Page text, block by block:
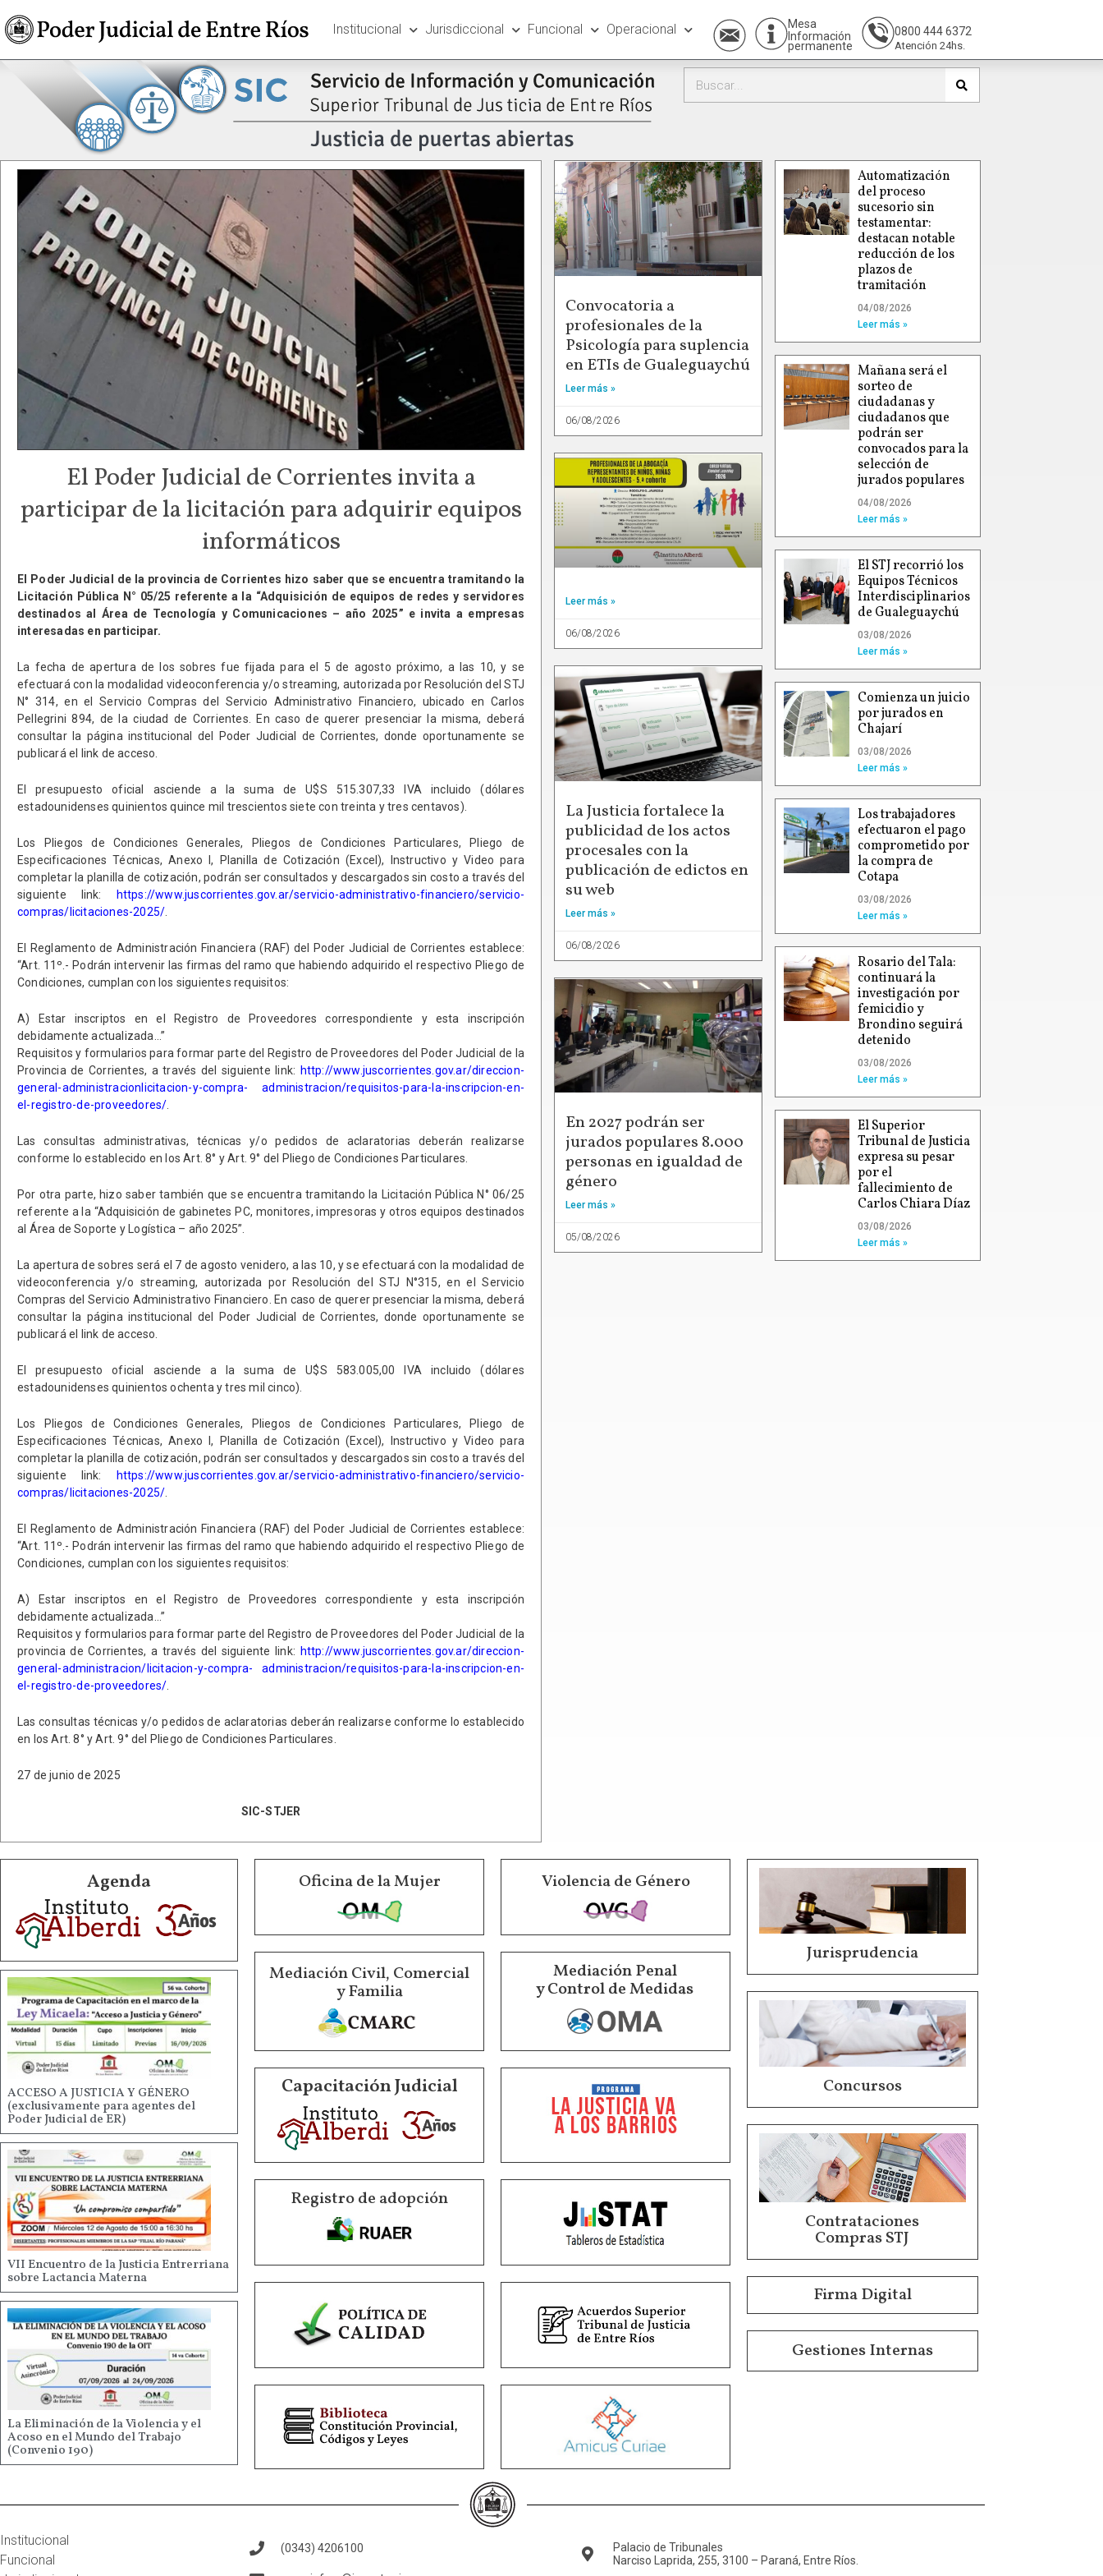
Institucional Jurisdiccional Funcional Operacional
Mesa
Información
permanente
0800 444 6372
Atención 24hs.
El Poder Judicial de Corrientes invita a
participar de la licitación para adquirir equipos
informáticos
El Poder Judicial de la provincia de Corrientes hizo saber que se encuentra tramitando la
Licitación Pública N° 05/25 referente a la “Adquisición de equipos de redes y servidores
destinados al Área de Tecnología y Comunicaciones – año 2025” e invita a empresas
interesadas en participar.
La fecha de apertura de los sobres fue fijada para el 5 de agosto próximo, a las 10, y se
efectuará con la modalidad videoconferencia y/o streaming, autorizada por Resolución del STJ
N° 314, en el Servicio Compras del Servicio Administrativo Financiero, ubicado en Carlos
Pellegrini 894, de la ciudad de Corrientes. En caso de querer presenciar la misma, deberá
consultar la página institucional del Poder Judicial de Corrientes, donde oportunamente se
publicará el link de acceso.
El presupuesto oficial asciende a la suma de U$S 515.307,33 IVA incluido (dólares
estadounidenses quinientos quince mil trescientos siete con treinta y tres centavos).
Los Pliegos de Condiciones Generales, Pliegos de Condiciones Particulares, Pliego de
Especificaciones Técnicas, Anexo I, Planilla de Cotización (Excel), Instructivo y Video para
completar la planilla de cotización, podrán ser consultados y descargados sin costo a través del
siguiente link:
https://www.juscorrientes.gov.ar/servicio-administrativo-financiero/servicio-
compras/licitaciones-2025/
El Reglamento de Administración Financiera (RAF) del Poder Judicial de Corrientes establece:
“Art. 11º.- Podrán intervenir las firmas del ramo que habiendo adquirido el respectivo Pliego de
Condiciones, cumplan con los siguientes requisitos:
A) Estar inscriptos en el Registro de Proveedores correspondiente y esta inscripción
debidamente actualizada…”
Requisitos y formularios para formar parte del Registro de Proveedores del Poder Judicial de la
Provincia de Corrientes, a través del siguiente link: http://www.juscorrientes.gov.ar/direccion-
general-administracionlicitacion-y-compra- administracion/requisitos-para-la-inscripcion-en-
el-registro-de-proveedores/
Las consultas administrativas, técnicas y/o pedidos de aclaratorias deberán realizarse
conforme lo establecido en los Art. 8° y Art. 9° del Pliego de Condiciones Particulares.
Por otra parte, hizo saber también que se encuentra tramitando la Licitación Pública N° 06/25
referente a la “Adquisición de gabinetes PC, monitores, impresoras y otros equipos destinados
al Área de Soporte y Logística – año 2025”.
La apertura de sobres será el 7 de agosto venidero, a las 10, y se efectuará con la modalidad de
videoconferencia y/o streaming, autorizada por Resolución del STJ N°315, en el Servicio
Compras del Servicio Administrativo Financiero. En caso de querer presenciar la misma, deberá
consultar la página institucional del Poder Judicial de Corrientes, donde oportunamente se
publicará el link de acceso.
El presupuesto oficial asciende a la suma de U$S 583.005,00 IVA incluido (dólares
estadounidenses quinientos ochenta y tres mil cinco).
Los Pliegos de Condiciones Generales, Pliegos de Condiciones Particulares, Pliego de
Especificaciones Técnicas, Anexo I, Planilla de Cotización (Excel), Instructivo y Video para
completar la planilla de cotización, podrán ser consultados y descargados sin costo a través del
siguiente link:
https://www.juscorrientes.gov.ar/servicio-administrativo-financiero/servicio-
compras/licitaciones-2025/
El Reglamento de Administración Financiera (RAF) del Poder Judicial de Corrientes establece:
“Art. 11º.- Podrán intervenir las firmas del ramo que habiendo adquirido el respectivo Pliego de
Condiciones, cumplan con los siguientes requisitos:
A) Estar inscriptos en el Registro de Proveedores correspondiente y esta inscripción
debidamente actualizada…”
Requisitos y formularios para formar parte del Registro de Proveedores del Poder Judicial de la
provincia de Corrientes, a través del siguiente link: http://www.juscorrientes.gov.ar/direccion-
general-administracion/licitacion-y-compra- administracion/requisitos-para-la-inscripcion-en-
el-registro-de-proveedores/
Las consultas técnicas y/o pedidos de aclaratorias deberán realizarse conforme lo establecido
en los Art. 8° y Art. 9° del Pliego de Condiciones Particulares.
27 de junio de 2025
SIC-STJER
Convocatoria a
profesionales de la
Psicología para suplencia
en ETIs de Gualeguaychú
Leer más »
06/08/2026
Leer más »
06/08/2026
La Justicia fortalece la
publicidad de los actos
procesales con la
publicación de edictos en
su web
Leer más »
06/08/2026
En 2027 podrán ser
jurados populares 8.000
personas en igualdad de
género
Leer más »
05/08/2026
Automatización
del proceso
sucesorio sin
testamentar:
destacan notable
reducción de los
plazos de
tramitación
04/08/2026
Leer más »
Mañana será el
sorteo de
ciudadanas y
ciudadanos que
podrán ser
convocados para la
selección de
jurados populares
04/08/2026
Leer más »
El STJ recorrió los
Equipos Técnicos
Interdisciplinarios
de Gualeguaychú
03/08/2026
Leer más »
Comienza un juicio
por jurados en
Chajarí
03/08/2026
Leer más »
Los trabajadores
efectuaron el pago
comprometido por
la compra de
Cotapa
03/08/2026
Leer más »
Rosario del Tala:
continuará la
investigación por
femicidio y
Brondino seguirá
detenido
03/08/2026
Leer más »
El Superior
Tribunal de Justicia
expresa su pesar
por el
fallecimiento de
Carlos Chiara Díaz
03/08/2026
Leer más »
Agenda
ACCESO A JUSTICIA Y GÉNERO
(exclusivamente para agentes del
Poder Judicial de ER)
VII Encuentro de la Justicia Entrerriana
sobre Lactancia Materna
La Eliminación de la Violencia y el
Acoso en el Mundo del Trabajo
(Convenio 190)
Oficina de la Mujer Violencia de Género
Mediación Civil, Comercial
y Familia
Mediación Penal
y Control de Medidas
Capacitación Judicial
Registro de adopción
Jurisprudencia
Concursos
Contrataciones
Compras STJ
Firma Digital
Gestiones Internas
Institucional
Funcional
(0343) 4206100
Palacio de Tribunales
Narciso Laprida, 255, 3100 – Paraná, Entre Ríos.